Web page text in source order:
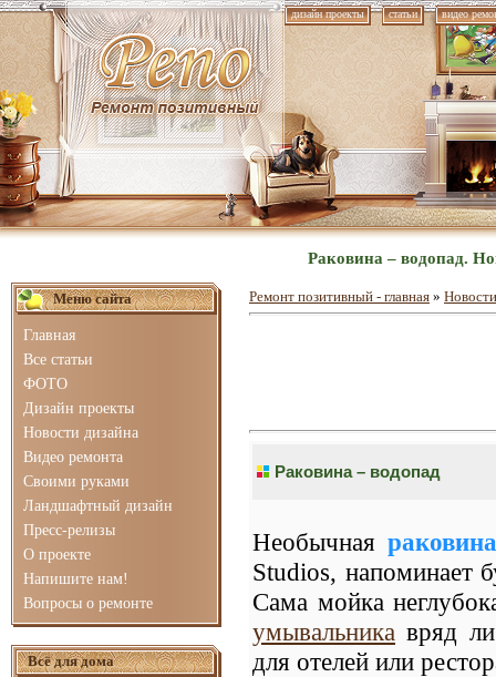
дизайн проекты статьи видео
Раковина – водопад.
Меню сайта
Главная
Все статьи
ФОТО
Дизайн проекты
Новости дизайна
Видео ремонта
Своими руками
Ландшафтный дизайн
Пресс-релизы
О проекте
Напишите нам!
Вопросы о ремонте
Всё для дома
Ремонт позитивный - главная »
Раковина – водопад
Необычная
Studios, напоминает
Сама мойка
умывальника вряд
для отелей или